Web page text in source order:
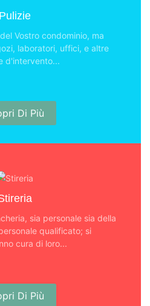
Pulizie
Vostro condominio, ma
laboratori, uffici, e altre
d'intervento...
Di Più
sia personale sia della
qualificato; si
cura di loro...
Di Più